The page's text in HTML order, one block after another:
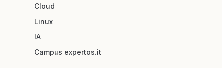
Cloud
Linux
IA
Campus expertos.it